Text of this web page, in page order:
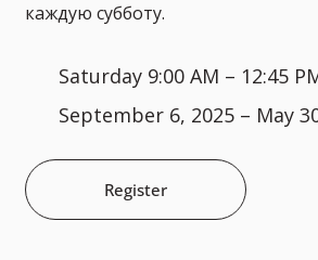
каждую субботу.
Saturday 9:00 AM – 12:45
September 6, 2025 – May
Register